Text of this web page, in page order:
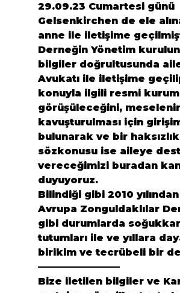
29.09.23 Cumartesi günü
Gelsenkirchen de ele
anne ile iletişime
Derneğin Yönetim
bilgiler doğrultusunda
Avukatı ile iletişime
konuyla ilgili resmi
görüşüleceğini, meselenin
kavuşturulması için
bulunarak ve bir haksızlık
sözkonusu ise aileye
vereceğimizi buradan
duyuyoruz.
Bilindiği gibi 2010
Avrupa Zonguldaklılar
gibi durumlarda
tutumları ile ve yıllara
birikim ve tecrübeli bir
————————–
Bize iletilen bilgiler ve